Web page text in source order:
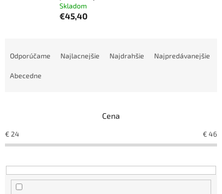
Skladom
€45,40
r
o
u
k
Odporúčame Najlacnejšie Najdrahšie Najpredávanejšie
Abecedne
Cena
€ 24 € 46